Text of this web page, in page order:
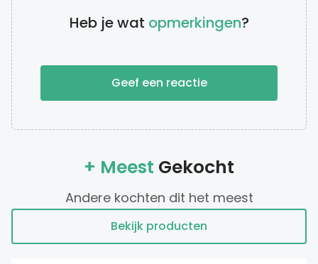
Heb je wat opmerkingen?
Geef een reactie
+ Meest Gekocht
Andere kochten dit het meest
Bekijk producten